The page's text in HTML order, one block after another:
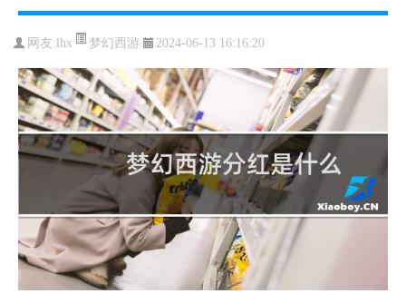
网友: lhx 梦幻西游 2024-06-13 16:16:20